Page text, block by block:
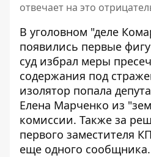
отвечает на это
В уголовном "деле
появились первые
суд избрал меры
содержания под
изолятор попала
Елена Марченко из
комиссии. Также за
первого заместителя
еще одного сообщника.